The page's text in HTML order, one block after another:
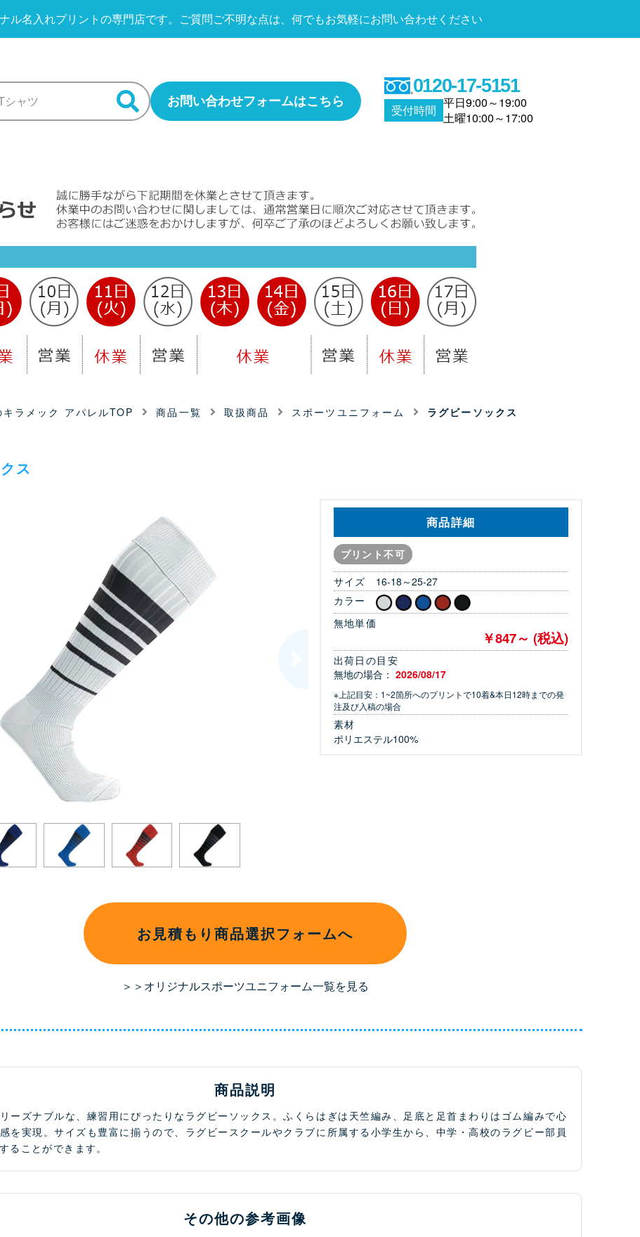
ル名入れプリントの専門店です。 ご質問ご不明な点は、何でもお気軽にお問い合わせください
お問い合わせフォームはこちら
0120-17-5151
受付時間 平日9:00～19:00
土曜10:00～17:00
ラメック アパレルTOP 商品一覧 取扱商品 スポーツユニフォーム ラグビーソックス
ス
商品詳細
プリント不可
サイズ
16-18～25-27
カラー
無地単価
￥847～ (税込)
出荷日の目安
無地の場合： 2026/08/17
※上記目安：1~2箇所へのプリントで10着&本日12時までの発
注及び入稿の場合
素材
ポリエステル100%
お見積もり商品選択フォームへ
＞＞オリジナルスポーツユニフォーム一覧を見る
商品説明
ーズナブルな、練習用にぴったりなラグビーソックス。ふくらはぎは天竺編み、足底と足首まわりはゴム編みで心
を実現。サイズも豊富に揃うので、ラグビースクールやクラブに所属する小学生から、中学・高校のラグビー部員
ることができます。
その他の参考画像